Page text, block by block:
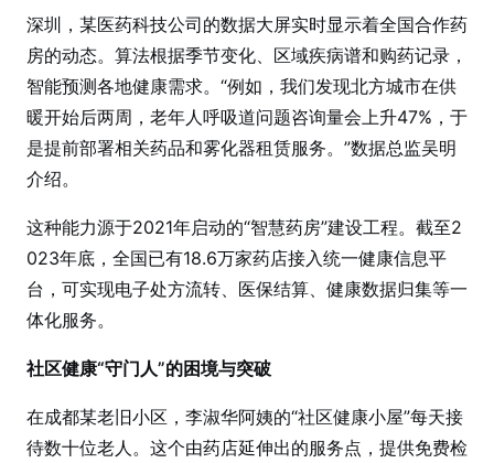
深圳，某医药科技公司的数据大屏实时显示着全国合作药
房的动态。算法根据季节变化、区域疾病谱和购药记录，
智能预测各地健康需求。“例如，我们发现北方城市在供
暖开始后两周，老年人呼吸道问题咨询量会上升47%，于
是提前部署相关药品和雾化器租赁服务。”数据总监吴明
介绍。
这种能力源于2021年启动的“智慧药房”建设工程。截至2
023年底，全国已有18.6万家药店接入统一健康信息平
台，可实现电子处方流转、医保结算、健康数据归集等一
体化服务。
社区健康“守门人”的困境与突破
在成都某老旧小区，李淑华阿姨的“社区健康小屋”每天接
待数十位老人。这个由药店延伸出的服务点，提供免费检